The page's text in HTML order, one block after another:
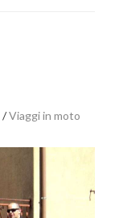
/Viaggi in moto